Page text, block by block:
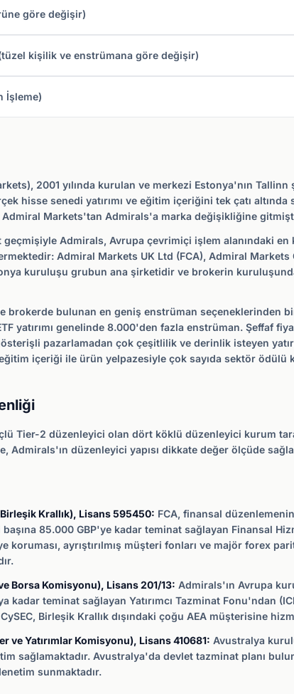
göre değişir)
kişilik ve enstrümana göre değişir)
İşleme)
2001 yılında kurulan ve merkezi Estonya'nın
hisse senedi yatırımı ve eğitim içeriğini tek çatı
Admiral Markets'tan Admirals'a marka değişikliğine
geçmişiyle Admirals, Avrupa çevrimiçi işlem alanındaki
Admiral Markets UK Ltd (FCA), Admiral
kuruluşu grubun ana şirketidir ve brokerin
brokerde bulunan en geniş enstrüman seçeneklerinden
yatırımı genelinde 8.000'den fazla enstrüman. Şeffaf
pazarlamadan çok çeşitlilik ve derinlik isteyen
içeriği ile ürün yelpazesiyle çok sayıda sektör ödülü
Tier-2 düzenleyici olan dört köklü düzenleyici kurum
Admirals'ın düzenleyici yapısı dikkate değer ölçüde
Krallık), Lisans 595450: FCA, finansal
85.000 GBP'ye kadar teminat sağlayan Finansal
ayrıştırılmış müşteri fonları ve majör forex
Borsa Komisyonu), Lisans 201/13: Admirals'ın Avrupa
kadar teminat sağlayan Yatırımcı Tazminat Fonu'ndan
CySEC, Birleşik Krallık dışındaki çoğu AEA müşterisine
ve Yatırımlar Komisyonu), Lisans 410681: Avustralya
sağlamaktadır. Avustralya'da devlet tazminat planı
sunmaktadır.